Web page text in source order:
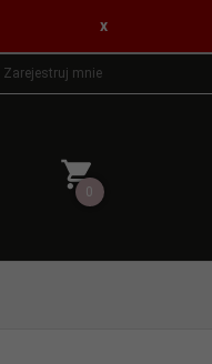
x
Zarejestruj mnie
0